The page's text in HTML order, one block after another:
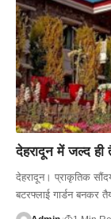
देहरादून में जल्द ही
देहरादून। प्राकृतिक
बटरफ्लाई गार्डन बनकर